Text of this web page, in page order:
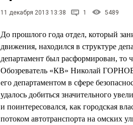
11 декабря 2013 13:38 1 5489
До прошлого года отдел, который
движения, находился в структуре
департамент был расформирован, то
Обозреватель «КВ» Николай
его департаментом в сфере
удалось добиться значительного
и поинтересовался, как городская
потоком автотранспорта на омских